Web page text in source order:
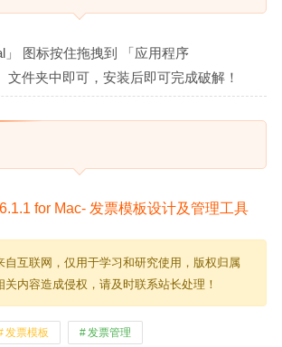
」 图标按住拖拽到 「应用程序
文件夹中即可，安装后即可完成破解！
自互联网，仅用于学习和研究使用，版权归属
关内容造成侵权，请及时联系站长处理！
发票模板 发票管理